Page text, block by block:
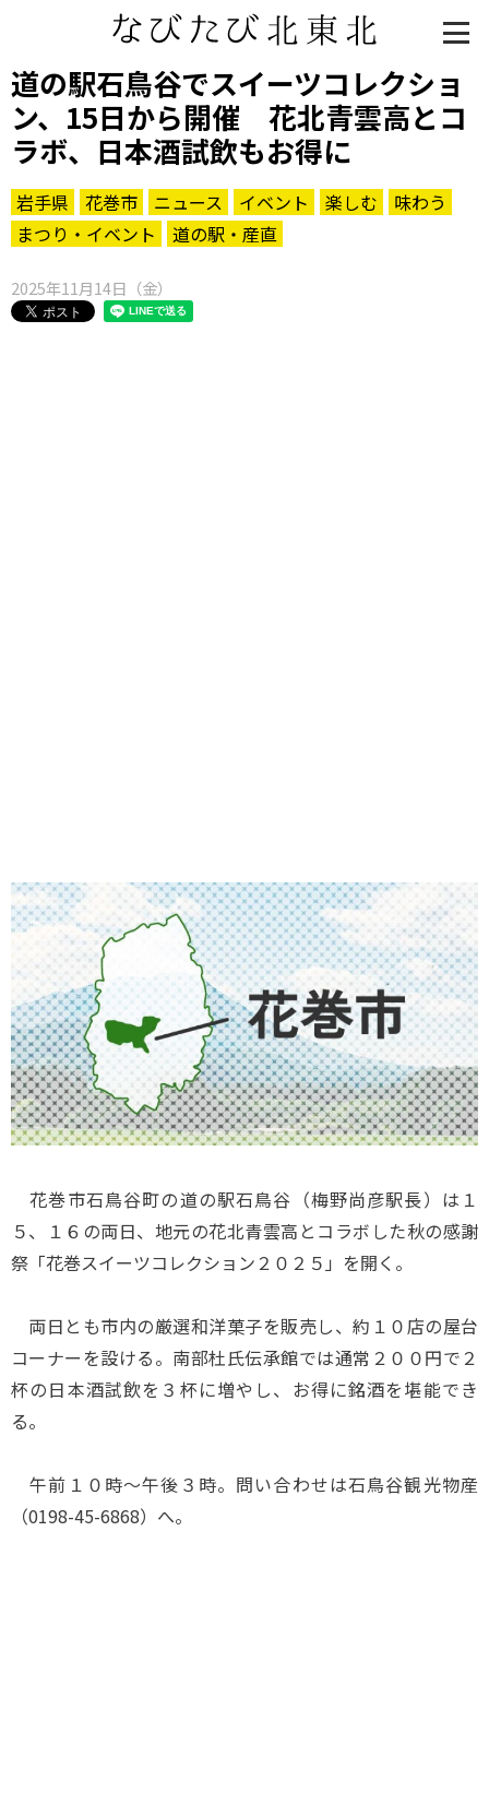
道の駅石鳥谷でスイーツコレクショ
ン、15日から開催 花北青雲高とコ
ラボ、日本酒試飲もお得に
岩手県 花巻市 ニュース イベント 楽しむ
味わう
まつり・イベント
道の駅・産直
2025年11月14日（金）
花巻市石鳥谷町の道の駅石鳥谷（梅野尚彦駅長）は１
５、１６の両日、地元の花北青雲高とコラボした秋の感謝
祭「花巻スイーツコレクション２０２５」を開く。
両日とも市内の厳選和洋菓子を販売し、約１０店の屋台
コーナーを設ける。南部杜氏伝承館では通常２００円で２
杯の日本酒試飲を３杯に増やし、お得に銘酒を堪能でき
る。
午前１０時～午後３時。問い合わせは石鳥谷観光物産
（0198-45-6868）へ。
知る一覧
世界遺産
文化・歴史
パワースポット
ミステリー